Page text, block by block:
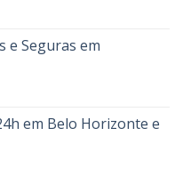
e Seguras em
em Belo Horizonte e